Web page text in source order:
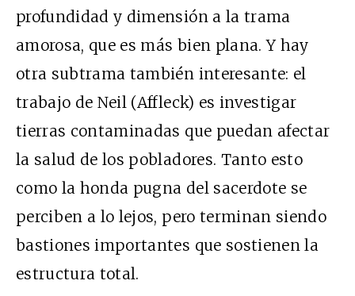
profundidad y dimensión a la trama
amorosa, que es más bien plana. Y hay
otra subtrama también interesante: el
trabajo de Neil (Affleck) es investigar
tierras contaminadas que puedan afectar
la salud de los pobladores. Tanto esto
como la honda pugna del sacerdote se
perciben a lo lejos, pero terminan siendo
bastiones importantes que sostienen la
estructura total.